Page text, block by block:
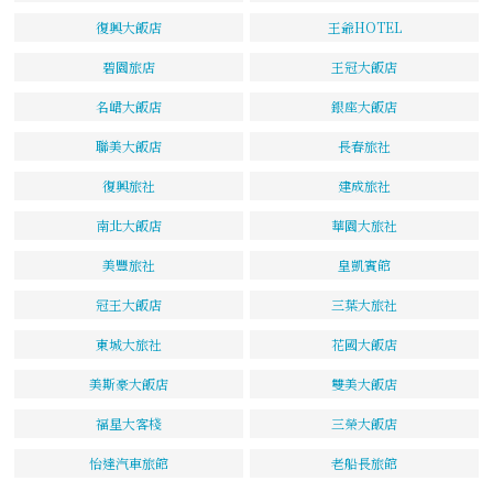
復興大飯店 王爺HOTEL
碧園旅店 王冠大飯店
名峮大飯店 銀座大飯店
聯美大飯店 長春旅社
復興旅社 建成旅社
南北大飯店 華園大旅社
美豐旅社 皇凱賓館
冠王大飯店 三葉大旅社
東城大旅社 花國大飯店
美斯豪大飯店 雙美大飯店
福星大客棧 三榮大飯店
怡達汽車旅館 老船長旅館